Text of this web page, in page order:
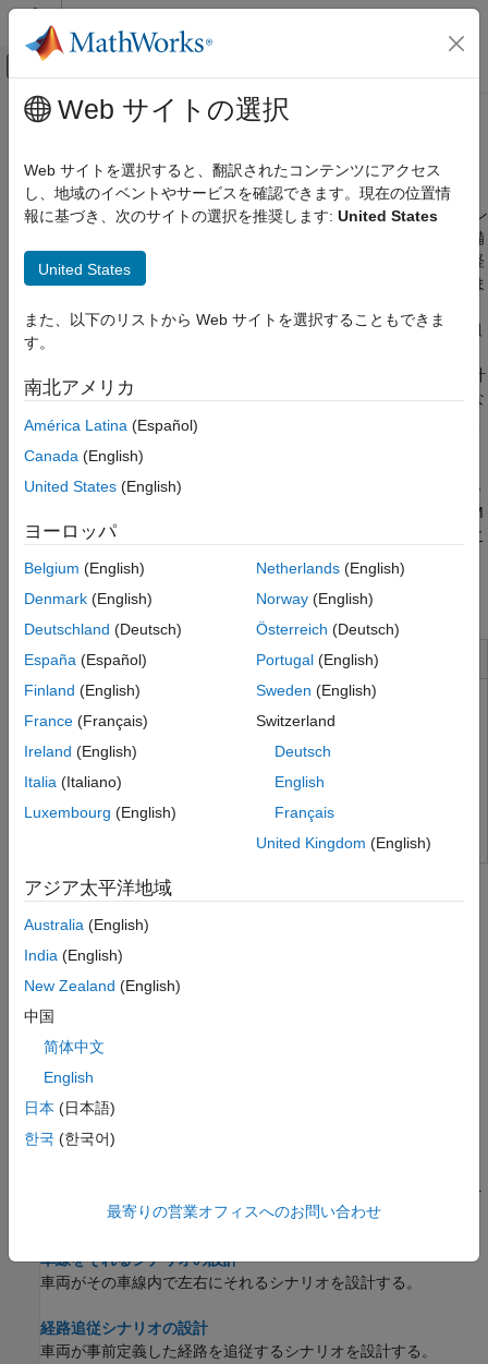
コンテンツへスキップ
オフキャンバス ナビゲーション メ
ドキュメンテーションのホーム
自動車
RoadRunner Scenario
カテゴリ
RoadRunner Scenario 入門
シナリオの設計とシミュレーション
シナリオ データのインポート
プログラミングを使用したシナリオ インタ
ーフェイス
MATLAB および Simulink によるアクターの
シミュレーション
ン
メインコンテンツ
RoadRunner Scenario
自動運転シミュレーションのシナリオ作成および再生
RoadRunner Scenarioは、自動運転システムのシミュレーション
やテストのためのシナリオを設計するためのプログラム API を備
えた対話型のエディターです。この API を使用してアクター、経
路、シナリオ ロジックを追加、クエリ、変更することができ、ま
後、エディターで直接シナリオをシミュレーションできます。組
み込みのアクター アルゴリズムから選択することも、MATLAB
および Simulink
を使用して独自のアクター アルゴリズムを設計
することもできます。この API は、バリエーションの作成、異な
るシーンへのシナリオの配置、シナリオのシミュレーション、こ
MATLAB および Simulink などの
以外のシミュレー
ターでシナリオをコシミュレーションしたり、シナリオを ASAM
OpenSCENARIO
XML および DSL にエクスポートしたりするこ
esmini、IPG CarMaker
などの OpenSCENARIO 対応のシミュ
レーターやプレーヤーと互換性があります。
インストールと構成
RoadRunner の更新とアップグレードの取得
RoadRunner プロジェクトとシーン システム
Keyboard Shortcuts and Mouse Actions for RoadRunner
チュートリアル
シンプルなシナリオの探索とシミュレーション
RoadRunner Scenario
およびシミュレートしてシナリオ設計の基礎を学習する。
Explore Scenario Logic Phases and Attributes
learn the basics of scenario logic design.
車線追従シナリオの設計
車両がその車線を追従して速度を変更するシナリオを設計する。
事前定義した経路を使用せずに車両が車線を変更するシナリオを
設計する。
車線をそれるシナリオの設計
車両がその車線内で左右にそれるシナリオを設計する。
経路追従シナリオの設計
車両が事前定義した経路を追従するシナリオを設計する。
Web サイトの選択
Web サイトを選択すると、翻訳されたコンテンツにアクセス
し、地域のイベントやサービスを確認できます。現在の位置情
報に基づき、次のサイトの選択を推奨します: United States
United States
また、以下のリストから Web サイトを選択することもできま
す。
南北アメリカ
América Latina (Español)
Canada (English)
United States (English)
ヨーロッパ
Belgium (English)
Denmark (English)
Deutschland (Deutsch)
España (Español)
Finland (English)
France (Français)
Ireland (English)
Italia (Italiano)
Luxembourg (English)
Netherlands(English)
Norway(English)
Österreich (Deutsch)
Portugal(English)
Sweden (English)
Switzerland
Deutsch
English
Français
United Kingdom (English)
アジア太平洋地域
Australia (English)
India (English)
New Zealand (English)
中国
简体中文
English
日本 (日本語)
한국 (한국어)
最寄りの営業オフィスへのお問い合わせ